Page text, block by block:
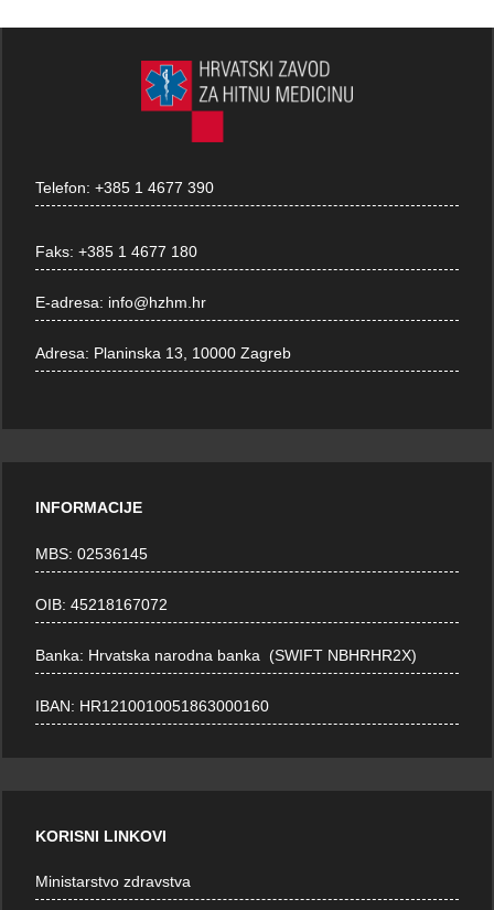
Telefon:+385 1 4677 390
Faks:+385 1 4677 180
E-adresa: info@hzhm.hr
Adresa: Planinska 13, 10000 Zagreb
INFORMACIJE
MBS: 02536145
OIB: 45218167072
Banka: Hrvatska narodna banka (SWIFT NBHRHR2X)
IBAN: HR1210010051863000160
KORISNI LINKOVI
Ministarstvo zdravstva